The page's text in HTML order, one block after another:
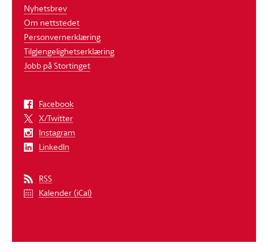
Nyhetsbrev
Om nettstedet
Personvernerklæring
Tilgjengelighetserklæring
Jobb på Stortinget
Facebook
X/Twitter
Instagram
LinkedIn
RSS
Kalender (iCal)